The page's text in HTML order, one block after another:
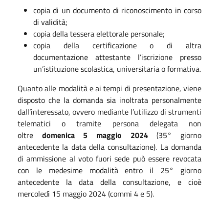
copia di un documento di riconoscimento in corso
di validità;
copia della tessera elettorale personale;
copia della certificazione o di altra
documentazione attestante l’iscrizione presso
un’istituzione scolastica, universitaria o formativa.
Quanto alle modalità e ai tempi di presentazione, viene
disposto che la domanda sia inoltrata personalmente
dall’interessato, ovvero mediante l’utilizzo di strumenti
telematici o tramite persona delegata non
oltre domenica 5 maggio 2024(35° giorno
antecedente la data della consultazione). La domanda
di ammissione al voto fuori sede può essere revocata
con le medesime modalità entro il 25° giorno
antecedente la data della consultazione, e cioè
mercoledì 15 maggio 2024 (commi 4 e 5).